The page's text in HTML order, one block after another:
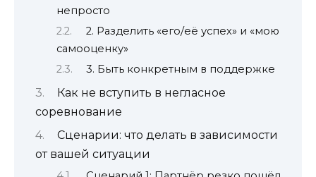
непросто
2. Разделить «его/её успех» и «мою
самооценку»
3. Быть конкретным в поддержке
Как не вступить в негласное
соревнование
Сценарии: что делать в зависимости
от вашей ситуации